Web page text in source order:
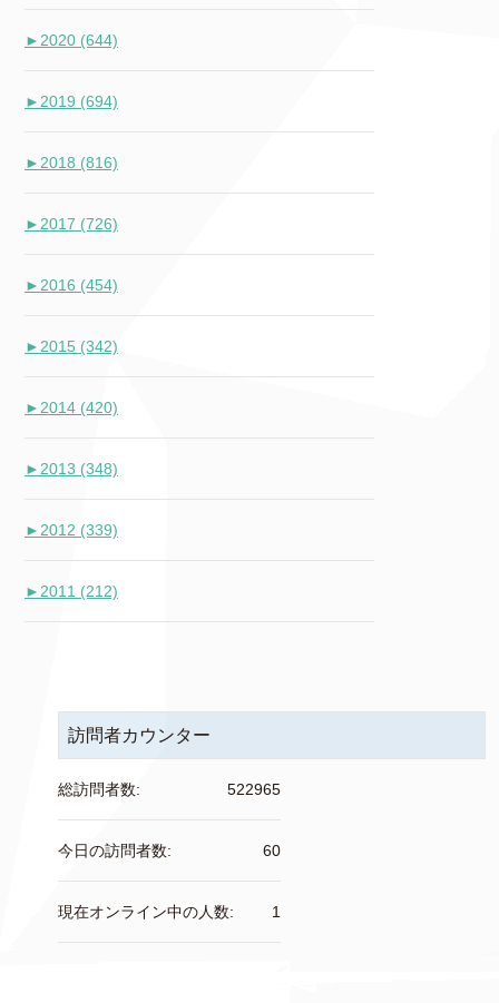
► 2020 (644)
► 2019 (694)
► 2018 (816)
► 2017 (726)
► 2016 (454)
► 2015 (342)
► 2014 (420)
► 2013 (348)
► 2012 (339)
► 2011 (212)
訪問者カウンター
522965
総訪問者数:
60
今日の訪問者数:
1
現在オンライン中の人数: